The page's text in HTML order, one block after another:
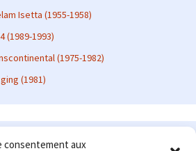
consentement aux
Isetta (1955-1958)
(1989-1993)
(1975-1982)
(1981)
mots